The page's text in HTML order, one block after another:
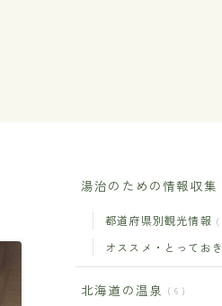
湯治のための情報収集
都道府県別観光情報
オススメ・とっておき
北海道の温泉 6